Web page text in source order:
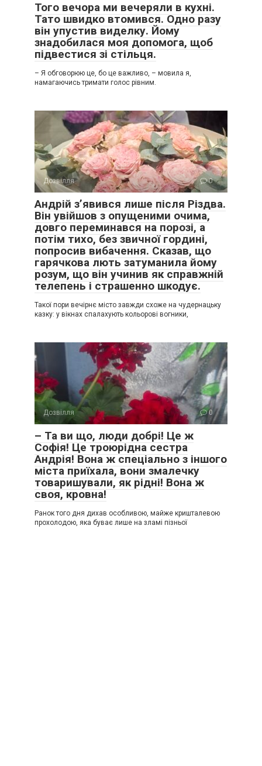
Того вечора ми вечеряли в кухні.
Тато швидко втомився. Одно разу
він упустив виделку. Йому
знадобилася моя допомога, щоб
підвестися зі стільця.
– Я обговорюю це, бо це важливо, – мовила я,
намагаючись тримати голос рівним.
Дозвілля 0
Андрій з’явився лише після Різдва.
Він увійшов з опущеними очима,
довго переминався на порозі, а
потім тихо, без звичної гордині,
попросив вибачення. Сказав, що
гарячкова лють затуманила йому
розум, що він учинив як справжній
телепень і страшенно шкодує.
Такої пори вечірнє місто завжди схоже на чудернацьку
казку: у вікнах спалахують кольорові вогники,
Дозвілля 0
– Та ви що, люди добрі! Це ж
Софія! Це троюрідна сестра
Андрія! Вона ж спеціально з іншого
міста приїхала, вони змалечку
товаришували, як рідні! Вона ж
своя, кровна!
Ранок того дня дихав особливою, майже кришталевою
прохолодою, яка буває лише на зламі пізньої